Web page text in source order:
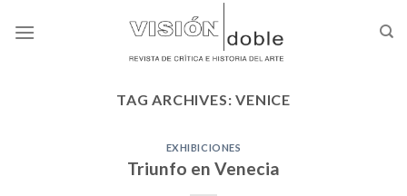
TAG ARCHIVES:VENICE
EXHIBICIONES
Triunfo en Venecia